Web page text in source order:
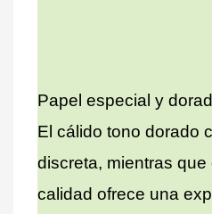
Papel especial y
El cálido tono dorado
discreta, mientras
calidad ofrece una